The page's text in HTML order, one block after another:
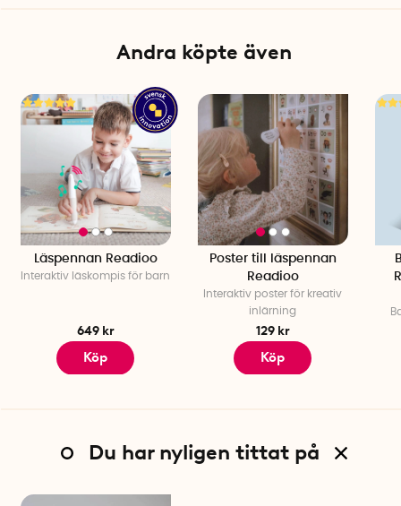
Andra köpte även
Läspennan Readioo
Interaktiv läskompis för barn
649 kr
Köp
Poster till läspennan
Readioo
Interaktiv poster för kreativ
inlärning
129 kr
Köp
Du har nyligen tittat på